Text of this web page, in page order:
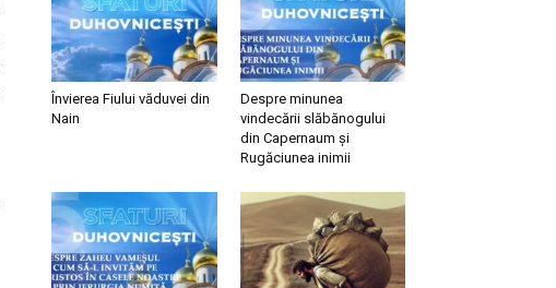
Învierea Fiului văduvei din
Nain
Despre minunea
vindecării slăbănogului
din Capernaum și
Rugăciunea inimii